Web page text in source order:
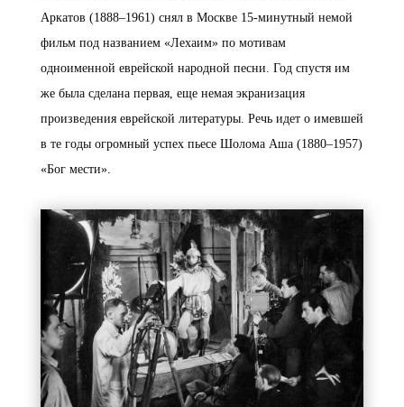
Аркатов (1888–1961) снял в Москве 15-минутный немой
фильм под названием «Лехаим» по мотивам
одноименной еврейской народной песни. Год спустя им
же была сделана первая, еще немая экранизация
произведения еврейской литературы. Речь идет о имевшей
в те годы огромный успех пьесе Шолома Аша (1880–1957)
«Бог мести».